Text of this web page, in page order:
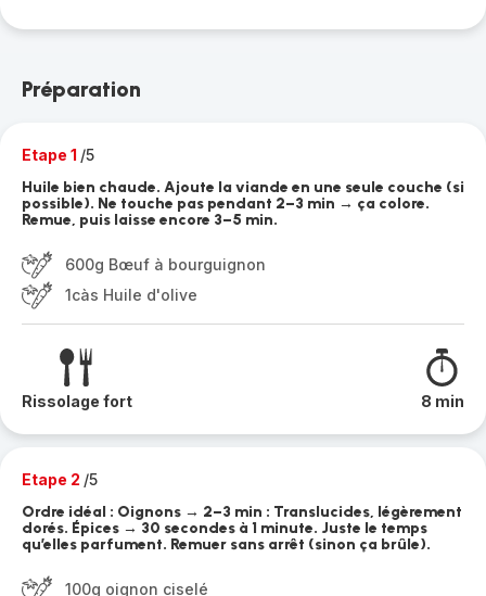
Préparation
Etape 1 /5
Huile bien chaude. Ajoute la viande en une seule couche (si
possible). Ne touche pas pendant 2–3 min → ça colore.
Remue, puis laisse encore 3–5 min.
600g Bœuf à bourguignon
1càs Huile d'olive
Rissolage fort 8 min
Etape 2 /5
Ordre idéal : Oignons → 2–3 min : Translucides, légèrement
dorés. Épices → 30 secondes à 1 minute. Juste le temps
qu’elles parfument. Remuer sans arrêt (sinon ça brûle).
100g oignon ciselé